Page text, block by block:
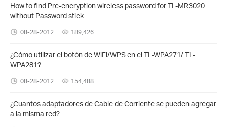
How to find Pre-encryption wireless password for TL-MR3020
without Password stick
08-28-2012 189,426
¿Cómo utilizar el botón de WiFi/WPS en el TL-WPA271/ TL-
WPA281?
08-28-2012 154,488
¿Cuantos adaptadores de Cable de Corriente se pueden agregar
a la misma red?